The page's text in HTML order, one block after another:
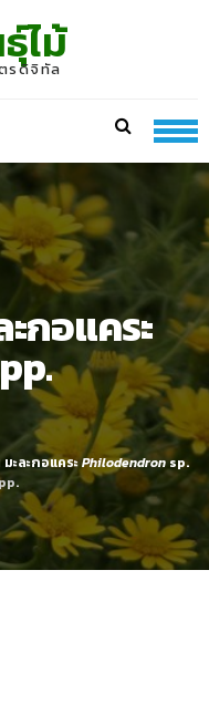
ไม้
รดิจิทัล
กอแคระ
ะละกอแคระPhilodendronsp.